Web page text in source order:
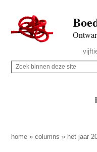
naar
de
inhoud
secondary
naar
de
sidebar
naar
de
Rechts
Z
p
Z
ihome »columns » het jaar